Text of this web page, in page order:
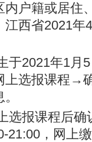
户籍或居住
西省2021年
于2021年1月
上选报课程→
选报课程后
21:00，网上